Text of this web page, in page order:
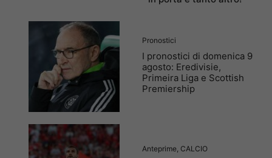
Pronostici
I pronostici di domenica 9
agosto: Eredivisie,
Primeira Liga e Scottish
Premiership
Anteprime, CALCIO